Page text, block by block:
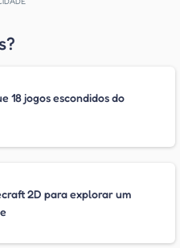
18 jogos escondidos do
2D para explorar um